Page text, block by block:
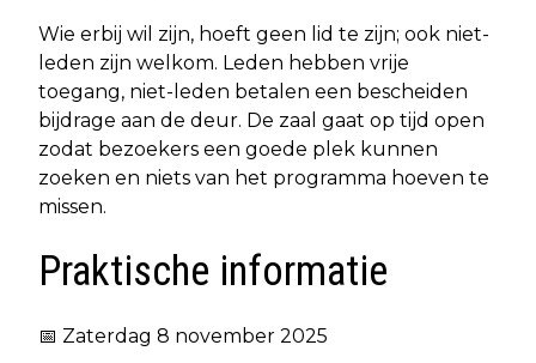
Wie erbij wil zijn, hoeft geen lid te zijn; ook niet-
leden zijn welkom. Leden hebben vrije
toegang, niet-leden betalen een bescheiden
bijdrage aan de deur. De zaal gaat op tijd open
zodat bezoekers een goede plek kunnen
zoeken en niets van het programma hoeven te
missen.
Praktische informatie
📅 Zaterdag 8 november 2025